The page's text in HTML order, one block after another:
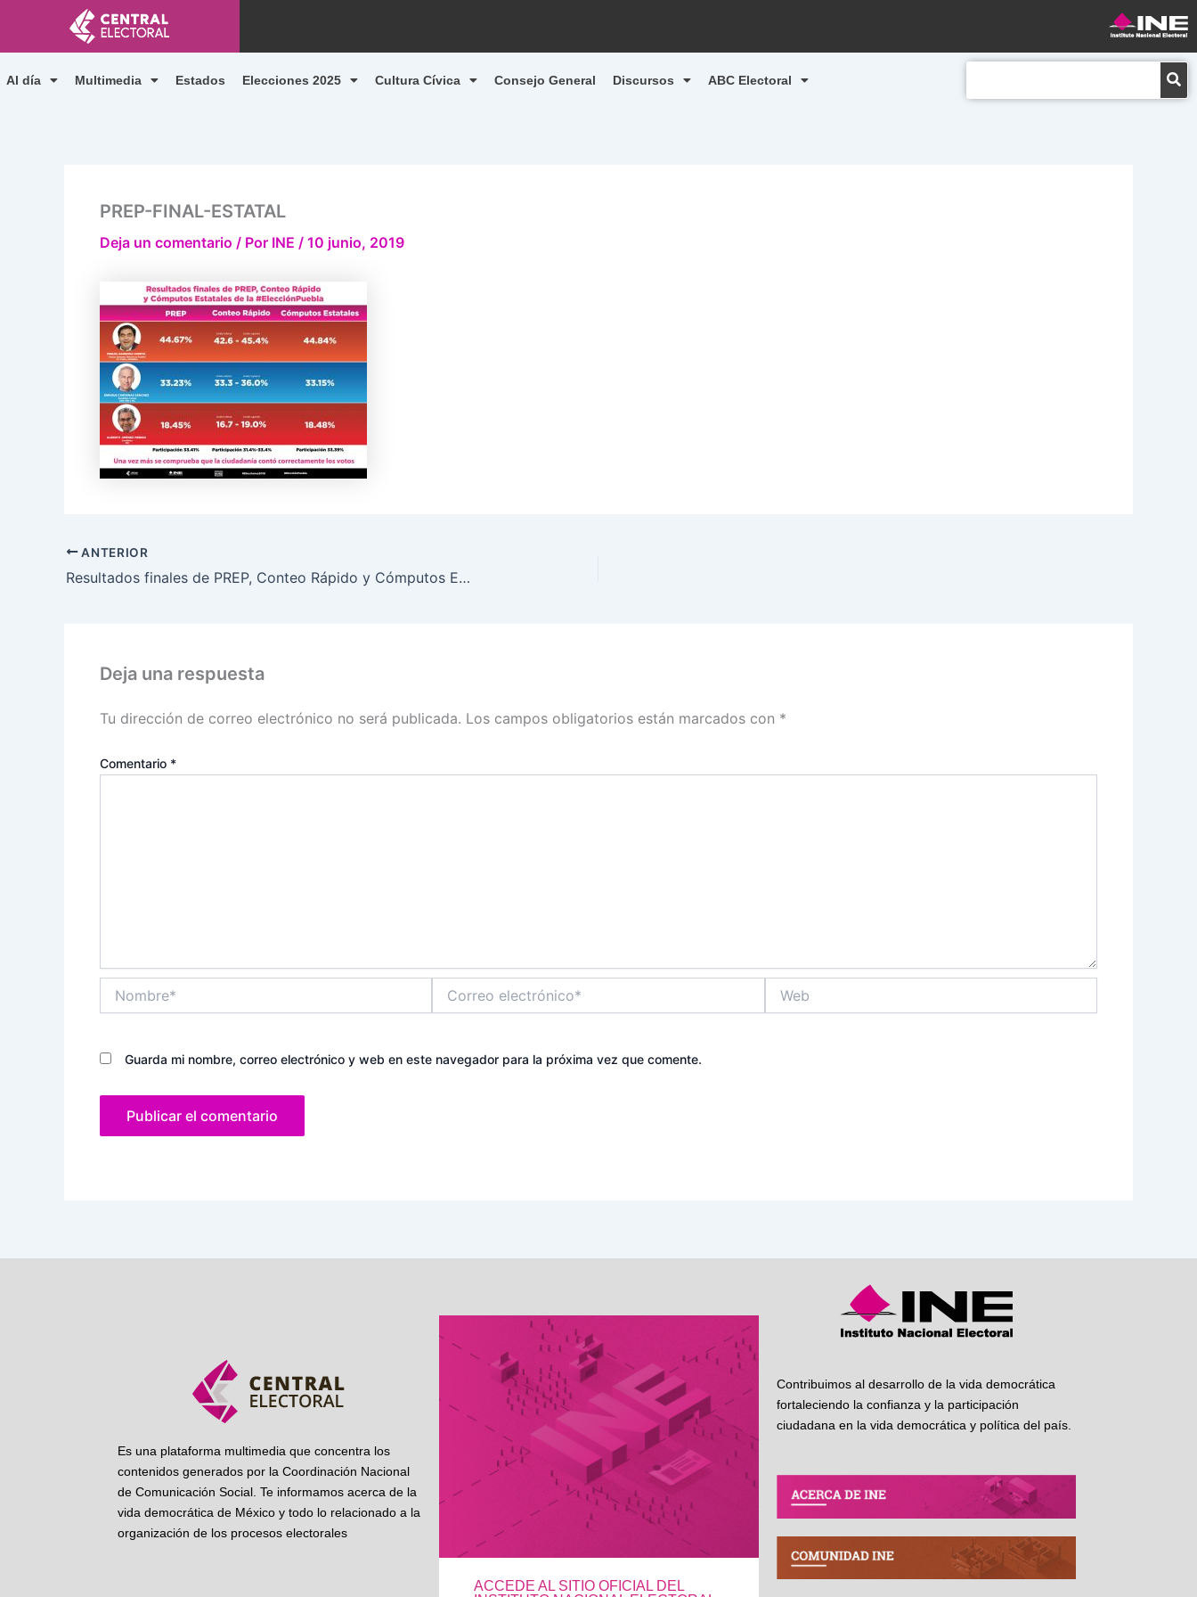
contenido
Al día Multimedia Estados Elecciones 2025 Cultura Cívica Consejo General Discursos ABC Electoral
PREP-FINAL-ESTATAL
Deja un comentario / Por INE / 10 junio, 2019
ANTERIOR
Resultados finales de PREP, Conteo Rápido y Cómputos Estatales de la elección de Puebla
Deja una respuesta
Tu dirección de correo electrónico no será publicada. Los campos obligatorios están marcados con *
Comentario *
electrónico*
Guarda mi nombre, correo electrónico y web en este navegador para la próxima vez que comente.
Es una plataforma multimedia que concentra los
contenidos generados por la Coordinación Nacional
de Comunicación Social. Te informamos acerca de la
vida democrática de México y todo lo relacionado a la
organización de los procesos electorales
ACCEDE AL SITIO OFICIAL DEL
Contribuimos al desarrollo de la vida democrática
fortaleciendo la confianza y la participación
ciudadana en la vida democrática y política del país.